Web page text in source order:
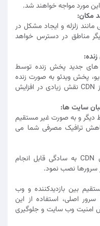
مورد مواجه خواهند شد.
مکان:
زلزله و ایجاد مشکل در
مناطق در دسترس خواهد
های جدید پخش زنده توسط
پخش ویدئو به صورت زنده
بسیار افزایش یافته که استفاده از CDN نقش زیادی در افزایش
سایت ها:
دیگر و به صورت غیر مستقیم
ترافیک مصرفی شما می
معمولا استفاده از سرویس های CDN به سادگی قابل انجام
سرورها نصب نمود.
بین بازدیدکننده و وب
سرور و مخفی نمودن آدرس IP سرور اصلی، استفاده از این
امنیت وب سایت و جلوگیری